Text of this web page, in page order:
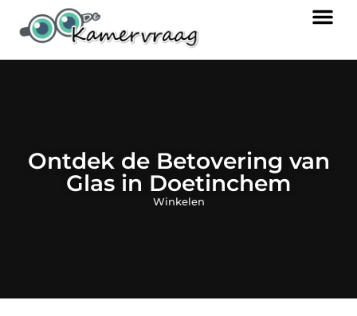
Ontdek de Betovering van
Glas in Doetinchem
Winkelen